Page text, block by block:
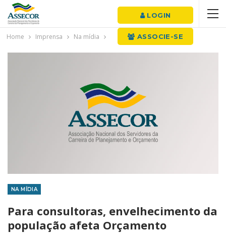
LOGIN
ASSOCIE-SE
Home Imprensa Na mídia
NA MÍDIA
Para consultoras, envelhecimento da
população afeta Orçamento